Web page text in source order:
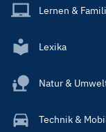
Lernen &
Lexika
Natur &
Technik &